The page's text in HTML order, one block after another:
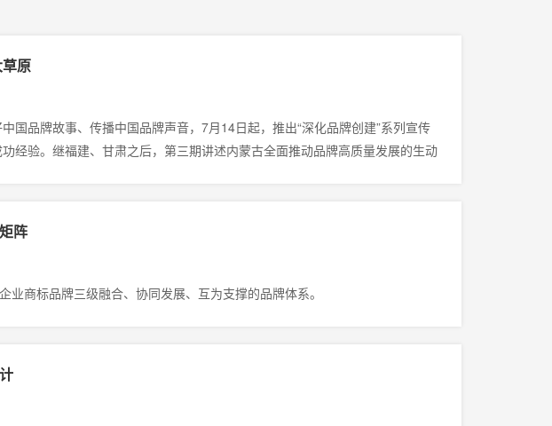
原
国品牌故事、传播中国品牌声音，7月14日起，推出“深化品牌创建”系列宣传
经验。继福建、甘肃之后，第三期讲述内蒙古全面推动品牌高质量发展的生动
阵
业商标品牌三级融合、协同发展、互为支撑的品牌体系。